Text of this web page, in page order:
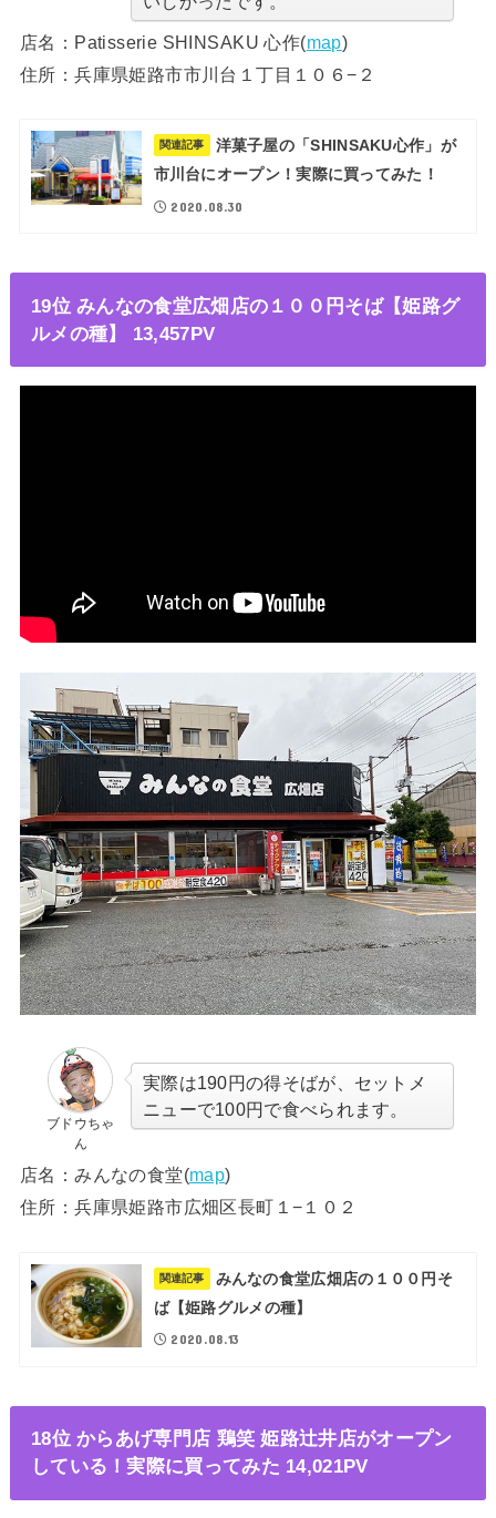
店名：Patisserie SHINSAKU 心作(map)
住所：兵庫県姫路市市川台１丁目１０６−２
関連記事
洋菓子屋の「SHINSAKU心作」が
市川台にオープン！実際に買ってみた！
2020.08.30
19位 みんなの食堂広畑店の１００円そば【姫路グ
ルメの種】 13,457PV
ブドウちゃ
ん
実際は190円の得そばが、セットメ
ニューで100円で食べられます。
店名：みんなの食堂(map)
住所：兵庫県姫路市広畑区長町１−１０２
関連記事
みんなの食堂広畑店の１００円そ
ば【姫路グルメの種】
2020.08.13
18位 からあげ専門店 鶏笑 姫路辻井店がオープン
している！実際に買ってみた 14,021PV